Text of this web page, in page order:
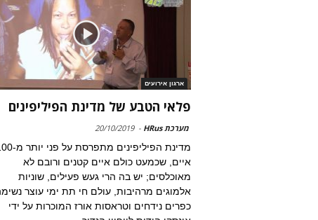
ארגון אירועים
פלאי הטבע של מדינת הפיליפינים
מערכת HRus -
20/10/2019
מדינת הפיליפינים
איים, שכמעט כולם איים קטנים ורובם לא
מאוכלסים; יש בה הרי געש פעילים, שוניות
אלמוגים מרהיבות, עולם חי תת ימי עוצר
כפרים נידחים וטראסות אורז המוכרות על ידי